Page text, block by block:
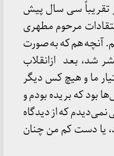
تقریباً سی سال پیش
مرحوم مطهری
آنچه هم که به صورت
شد، بعد ازانقلاب
ما و هیچ کس دیگر
بود که بریده بودم و
که از دیدگاه
یا دست کم من چنان